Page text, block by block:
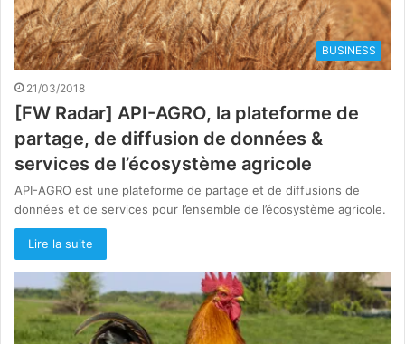
BUSINESS
21/03/2018
[FW Radar] API-AGRO, la plateforme de
partage, de diffusion de données &
services de l’écosystème agricole
API-AGRO est une plateforme de partage et de diffusions de
données et de services pour l’ensemble de l’écosystème agricole.
Lire la suite